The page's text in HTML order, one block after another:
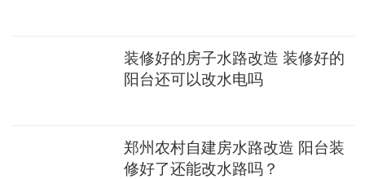
装修好的房子水路改造 装修好的
阳台还可以改水电吗
郑州农村自建房水路改造 阳台装
修好了还能改水路吗？